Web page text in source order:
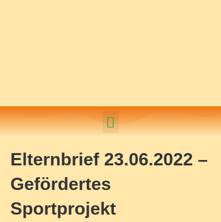
Elternbrief 23.06.2022 –
Gefördertes
Sportprojekt